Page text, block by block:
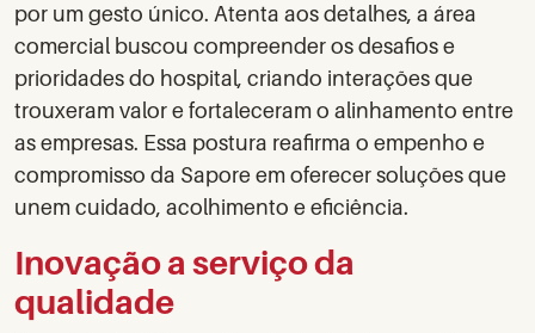
por um gesto único. Atenta aos detalhes, a área
comercial buscou compreender os desafios e
prioridades do hospital, criando interações que
trouxeram valor e fortaleceram o alinhamento entre
as empresas. Essa postura reafirma o empenho e
compromisso da Sapore em oferecer soluções que
unem cuidado, acolhimento e eficiência.
Inovação a serviço da
qualidade